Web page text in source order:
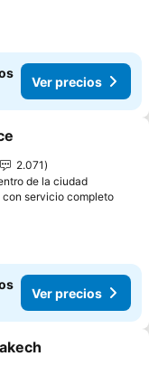
Ver precios
favoritos
2.071
de la ciudad
con servicio completo
Ver precios
favoritos